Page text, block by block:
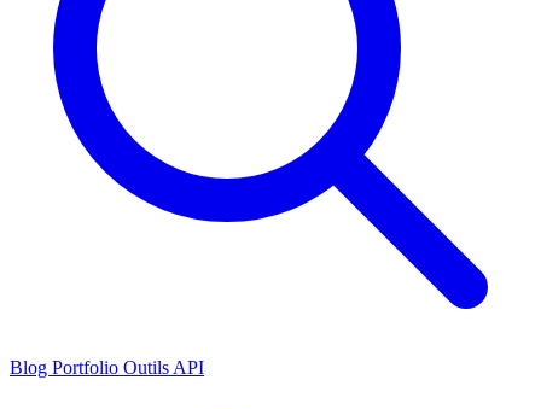
Blog Portfolio Outils API